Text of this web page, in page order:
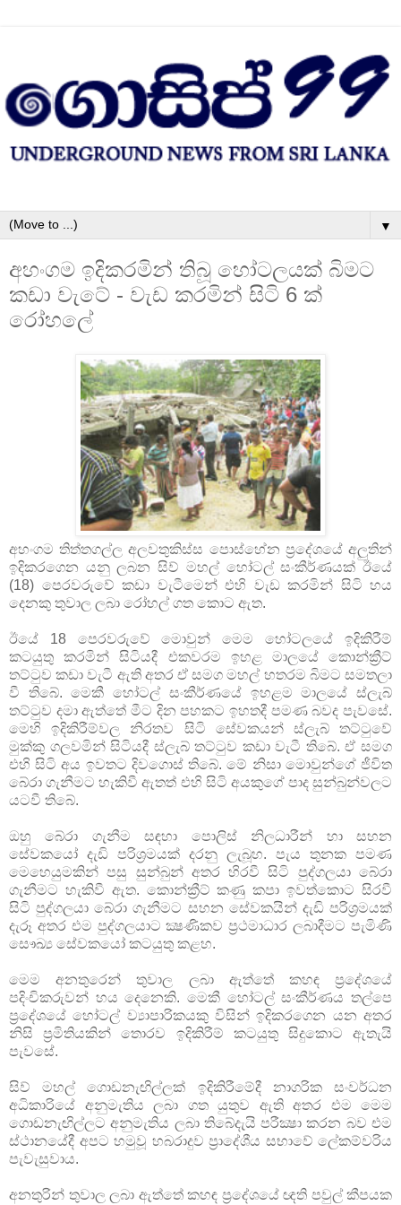
▼
අහංගම ඉදිකරමින් තිබූ හෝටලයක්‌ බිමට
කඩා වැටේ - වැඩ කරමින් සිටි 6 ක්‌
රෝහලේ
අහංගම තිත්තගල්ල අලවතුකිස්‌ස පොස්‌හේන ප්‍රදේශයේ අලුතින්
ඉදිකරගෙන යනු ලබන සිව් මහල් හෝටල් සංකීර්ණයක්‌ ඊයේ
(18) පෙරවරුවේ කඩා වැටීමෙන් එහි වැඩ කරමින් සිටි හය
දෙනකු තුවාල ලබා රෝහල් ගත කොට ඇත.
ඊයේ 18 පෙරවරුවේ මොවුන් මෙම හෝටලයේ ඉදිකිරීම්
කටයුතු කරමින් සිටියදී එකවරම ඉහළ මාලයේ කොන්ක්‍රීට්‌
තට්‌ටුව කඩා වැටී ඇති අතර ඒ සමග මහල් හතරම බිමට සමතලා
වී තිබේ. මෙකී හෝටල් සංකීර්ණයේ ඉහළම මාලයේ ස්‌ලැබ්
තට්‌ටුව දමා ඇත්තේ මීට දින පහකට ඉහතදී පමණ බවද පැවසේ.
මෙහි ඉදිකිරීම්වල නිරතව සිටි සේවකයන් ස්‌ලැබ් තට්‌ටුවේ
මුක්‌කු ගලවමින් සිටියදී ස්‌ලැබ් තට්‌ටුව කඩා වැටී තිබේ. ඒ සමග
එහි සිටි අය ඉවතට දිවගොස්‌ තිබේ. මේ නිසා මොවුන්ගේ ජීවිත
බේරා ගැනීමට හැකිවී ඇතත් එහි සිටි අයකුගේ පාද සුන්බුන්වලට
යටවී තිබේ.
ඔහු බේරා ගැනීම සඳහා පොලිස්‌ නිලධාරීන් හා සහන
සේවකයෝ දැඩි පරිශ්‍රමයක්‌ දරනු ලැබූහ. පැය තුනක පමණ
මෙහෙයුමකින් පසු සුන්බුන් අතර හිරවී සිටි පුද්ගලයා බේරා
ගැනීමට හැකිවී ඇත. කොන්ක්‍රීට්‌ කණු කපා ඉවත්කොට සිරවී
සිටි පුද්ගලයා බේරා ගැනීමට සහන සේවකයින් දැඩි පරිශ්‍රමයක්‌
දැරූ අතර එම පුද්ගලයාට ක්‍ෂණිකව ප්‍රථමාධාර ලබාදීමට පැමිණි
සෞඛ්‍ය සේවකයෝ කටයුතු කළහ.
මෙම අනතුරෙන් තුවාල ලබා ඇත්තේ කහඳ ප්‍රදේශයේ
පදිංචිකරුවන් හය දෙනෙකි. මෙකී හෝටල් සංකීර්ණය තල්පෙ
ප්‍රදේශයේ හෝටල් ව්‍යාපාරිකයකු විසින් ඉදිකරගෙන යන අතර
නිසි ප්‍රමිතියකින් තොරව ඉදිකිරීම් කටයුතු සිදුකොට ඇතැයි
පැවසේ.
සිව් මහල් ගොඩනැඟිල්ලක්‌ ඉදිකිරීමේදී නාගරික සංවර්ධන
අධිකාරියේ අනුමැතිය ලබා ගත යුතුව ඇති අතර එම මෙම
ගොඩනැඟිල්ලට අනුමැතිය ලබා තිබේදැයි පරීක්‍ෂා කරන බව එම
ස්‌ථානයේදී අපට හමුවූ හබරාදුව ප්‍රාදේශීය සභාවේ ලේකම්වරිය
පැවැසුවාය.
අනතුරින් තුවාල ලබා ඇත්තේ කහඳ ප්‍රදේශයේ ඥති පවුල් කීපයක